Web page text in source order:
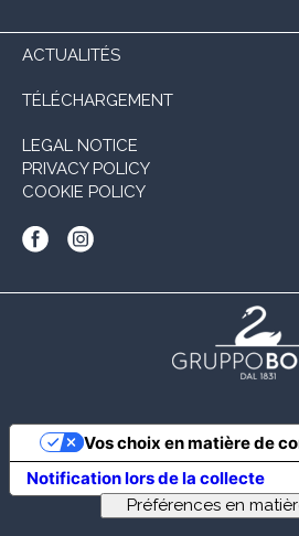
ACTUALITÉS
TÉLÉCHARGEMENT
LEGAL NOTICE
PRIVACY POLICY
COOKIE POLICY
Notification lors de la collecte
Vos choix en matière de